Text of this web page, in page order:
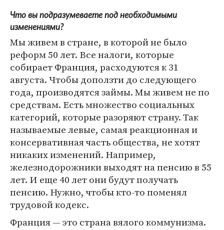
Что вы подразумеваете под необходимыми
изменениями?
Мы живем в стране, в которой не было
реформ 50 лет. Все налоги, которые
собирает Франция, расходуются к 31
августа. Чтобы доползти до следующего
года, производятся займы. Мы живем не по
средствам. Есть множество социальных
категорий, которые разоряют страну. Так
называемые левые, самая реакционная и
консервативная часть общества, не хотят
никаких изменений. Например,
железнодорожники выходят на пенсию в 55
лет. И еще 40 лет они будут получать
пенсию. Нужно, чтобы кто-то поменял
трудовой кодекс.
Франция — это страна вялого коммунизма.